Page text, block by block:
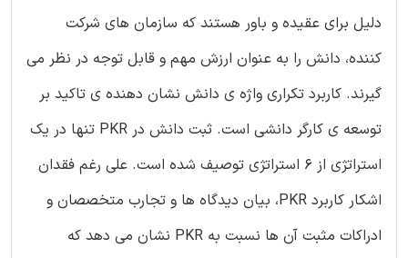
دلیل برای عقیده و باور هستند که سازمان های شرکت
کننده، دانش را به عنوان ارزش مهم و قابل توجه در نظر می
گیرند. کاربرد تکراری واژه ی دانش نشان دهنده ی تاکید بر
توسعه ی کارگر دانشی است. ثبت دانش در PKR تنها در یک
استراتژی از 6 استراتژی توصیف شده است. علی رغم فقدان
اشکار کاربرد PKR، بیان دیدگاه ها و تجارب متخصصان و
ادراکات مثبت آن ها نسبت به PKR نشان می دهد که